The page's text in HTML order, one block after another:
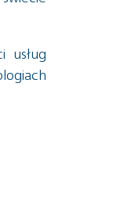
usług